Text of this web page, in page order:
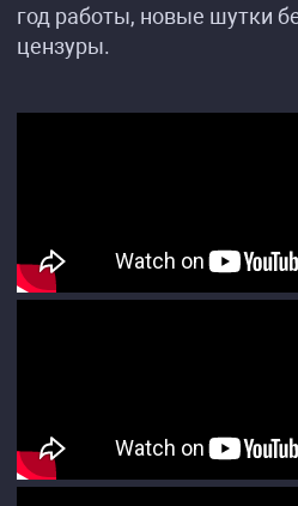
год работы, новые шутки
цензуры.